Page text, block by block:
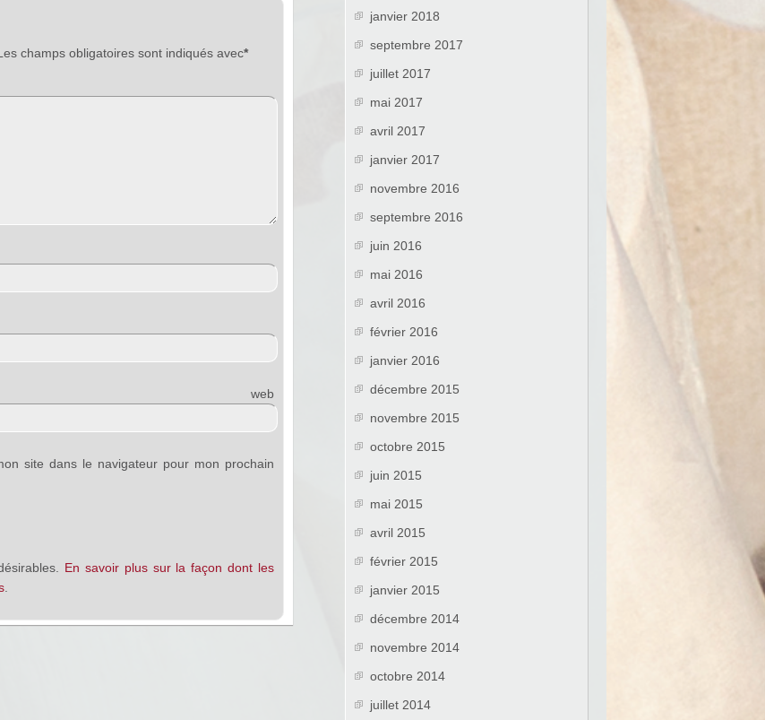
champs obligatoires sont indiqués avec*
web
site dans le navigateur pour mon prochain
En savoir plus sur la façon dont les
janvier 2018
septembre 2017
juillet 2017
mai 2017
avril 2017
janvier 2017
novembre 2016
septembre 2016
juin 2016
mai 2016
avril 2016
février 2016
janvier 2016
décembre 2015
novembre 2015
octobre 2015
juin 2015
mai 2015
avril 2015
février 2015
janvier 2015
décembre 2014
novembre 2014
octobre 2014
juillet 2014